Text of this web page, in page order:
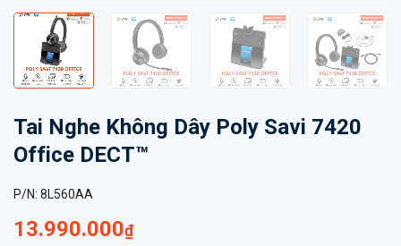
Tai Nghe Không Dây Poly Savi 7420
Office DECT™
P/N: 8L560AA
13.990.000₫